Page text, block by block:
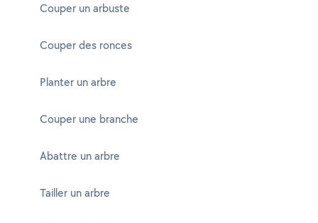
Couper un arbuste
Couper des ronces
Planter un arbre
Couper une branche
Abattre un arbre
Tailler un arbre